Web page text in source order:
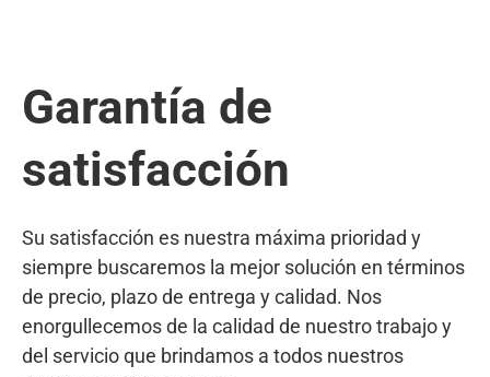
Garantía de
satisfacción
Su satisfacción es nuestra máxima prioridad y
siempre buscaremos la mejor solución en términos
de precio, plazo de entrega y calidad. Nos
enorgullecemos de la calidad de nuestro trabajo y
del servicio que brindamos a todos nuestros